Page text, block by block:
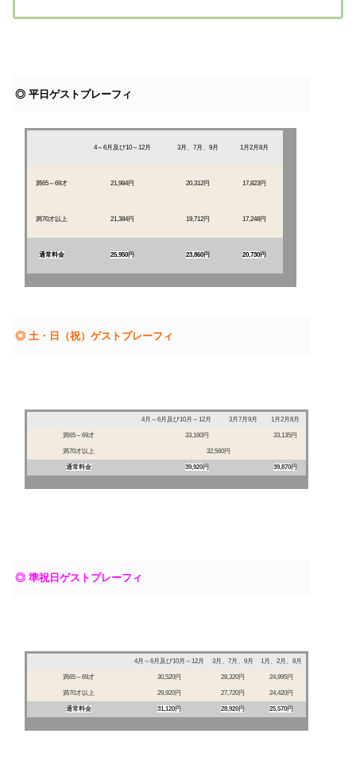
◎ 平日ゲストプレーフィ
4～6月及び10～12月 3月、7月、9月 1月2月8月
満65～69才 21,984円 20,312円 17,823円
満70才以上 21,384円 19,712円 17,248円
通常料金 25,950円 23,860円 20,730円
◎ 土・日（祝）ゲストプレーフィ
4月～6月及び10月～12月 3月7月9月 1月2月8月
満65～69才 33,160円 33,135円
満70才以上 32,560円
通常料金 39,920円 39,870円
◎ 準祝日ゲストプレーフィ
4月～6月及び10月～12月 3月、7月、9月 1月、2月、8月
満65～69才 30,520円 28,320円 24,995円
満70才以上 29,920円 27,720円 24,420円
通常料金 31,120円 28,920円 25,570円